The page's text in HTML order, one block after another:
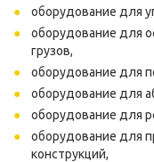
оборудование для
оборудование для
грузов,
оборудование для
оборудование для
оборудование для
оборудование для
конструкций,